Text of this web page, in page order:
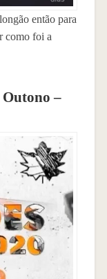
então para
como foi a
Outono –